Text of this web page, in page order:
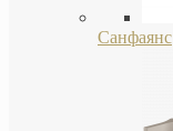
Санфаянс